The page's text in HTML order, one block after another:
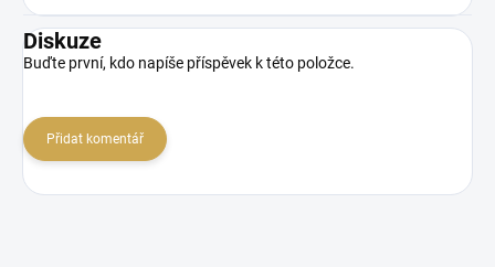
Diskuze
Buďte první, kdo napíše příspěvek k této položce.
Přidat komentář